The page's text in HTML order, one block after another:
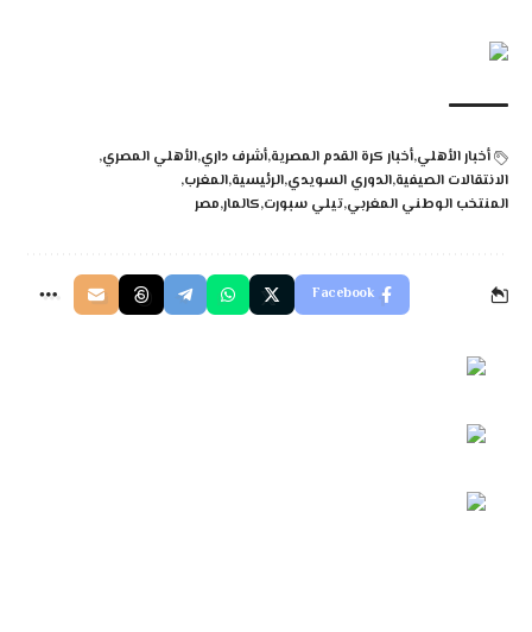
أخبار الأهليأخبار كرة القدم المصريةأشرف داريالأهلي المصري
الانتقالات الصيفيةالدوري السويدي الرئيسيةالمغرب
المنتخب الوطني المغربيتيلي سبورتكالمارمصر
Facebook